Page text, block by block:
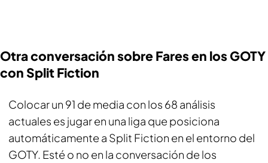
Otra conversación sobre Fares en los GOTY
con Split Fiction
Colocar un 91 de media con los 68 análisis
actuales es jugar en una liga que posiciona
automáticamente a Split Fiction en el entorno del
GOTY. Esté o no en la conversación de los